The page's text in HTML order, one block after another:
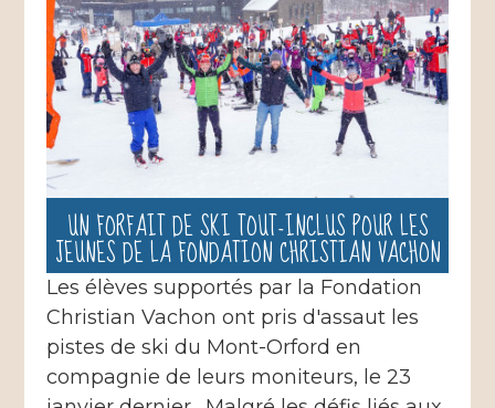
UN FORFAIT DE SKI TOUT-INCLUS POUR LES
JEUNES DE LA FONDATION CHRISTIAN VACHON
Les élèves supportés par la Fondation
Christian Vachon ont pris d'assaut les
pistes de ski du Mont-Orford en
compagnie de leurs moniteurs, le 23